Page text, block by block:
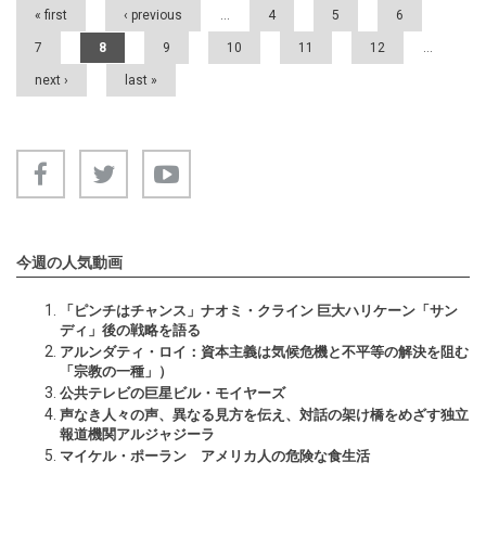
« first ‹ previous … 4 5 6
7 8 9 10 11 12 …
next › last »
今週の人気動画
「ピンチはチャンス」ナオミ・クライン 巨大ハリケーン「サン
ディ」後の戦略を語る
アルンダティ・ロイ：資本主義は気候危機と不平等の解決を阻む
「宗教の一種」）
公共テレビの巨星ビル・モイヤーズ
声なき人々の声、異なる見方を伝え、対話の架け橋をめざす独立
報道機関アルジャジーラ
マイケル・ポーラン アメリカ人の危険な食生活